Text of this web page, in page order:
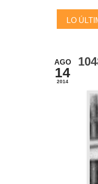
LO
AGO
14
2014